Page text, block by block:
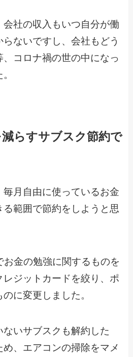
社の収入もいつ自分が働
ないですし、会社もどう
コロナ禍の世の中になっ
らすサブスク節約で
月自由に使っているお金
範囲で節約をしようと思
金の勉強に関するものを
レジットカードを絞り、ポ
に変更しました。
いサブスクも解約した
め、エアコンの掃除をマメ